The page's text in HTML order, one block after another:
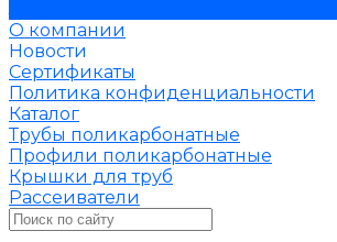
О компании
Новости
Сертификаты
Политика конфиденциальности
Каталог
Трубы поликарбонатные
Профили поликарбонатные
Крышки для труб
Рассеиватели